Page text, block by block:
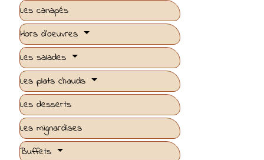
Les canapés
Hors d'oeuvres
Les salades
Les plats chauds
Les desserts
Les mignardises
Buffets